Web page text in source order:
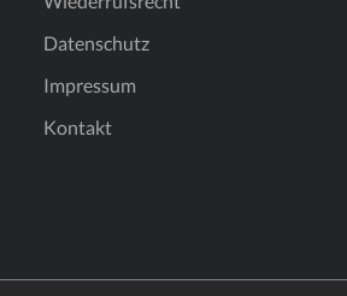
Datenschutz
Impressum
Kontakt